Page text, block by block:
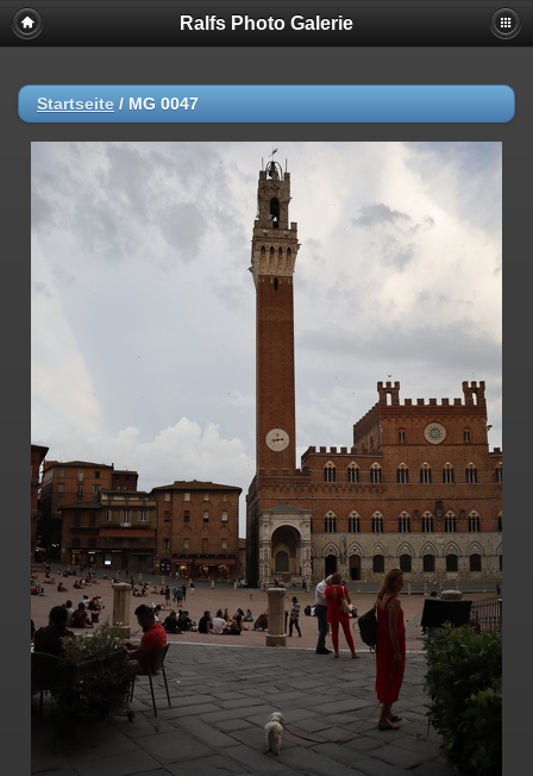
Ralfs Photo Galerie
Startseite / MG 0047